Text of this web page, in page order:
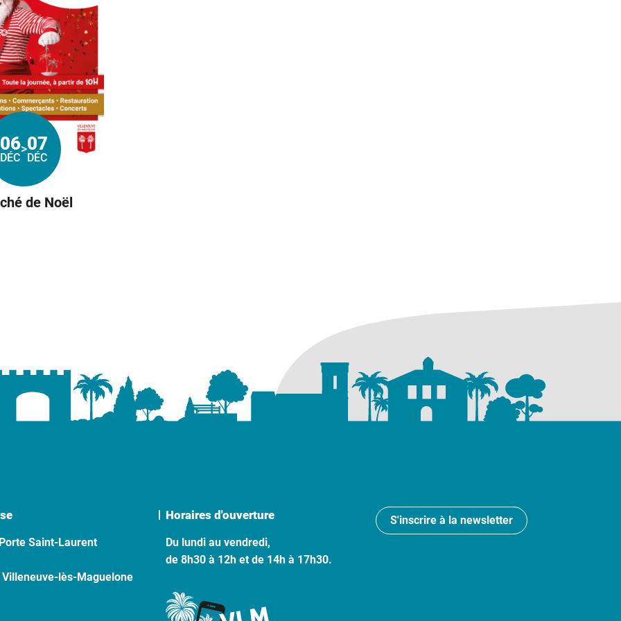
Du
06
DÉC
>
au
07
DÉC
de Noël
Saint-Laurent
lès-Maguelone
Horaires d'ouverture
Du lundi au vendredi,
de 8h30 à 12h et de 14h à 17h30.
S'inscrire à la newsletter